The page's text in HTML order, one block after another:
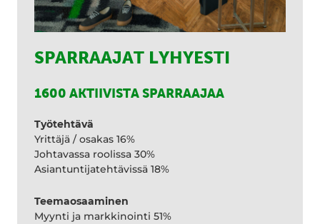
SPARRAAJAT LYHYESTI
1600 AKTIIVISTA SPARRAAJAA
Työtehtävä
Yrittäjä / osakas 16%
Johtavassa roolissa 30%
Asiantuntijatehtävissä 18%
Teemaosaaminen
Myynti ja markkinointi 51%